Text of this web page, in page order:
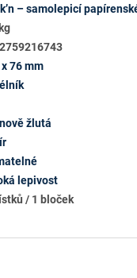
– samolepicí
76 mm
žlutá
lepivost
/ 1 bloček